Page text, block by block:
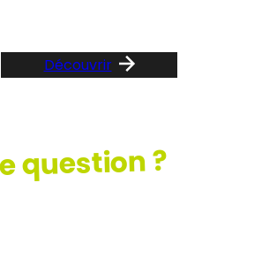
Découvrir
question ?